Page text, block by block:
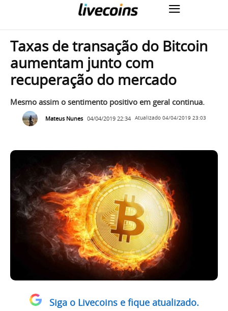
Taxas de transação do Bitcoin
aumentam junto com
recuperação do mercado
Mesmo assim o sentimento positivo em geral continua.
Mateus Nunes 04/04/2019 22:34 Atualizado 04/04/2019 23:03
Siga o Livecoins e fique atualizado.